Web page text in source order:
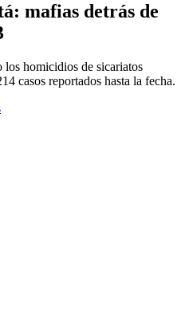
mafias detrás de
los homicidios de sicariatos
casos reportados hasta la fecha.